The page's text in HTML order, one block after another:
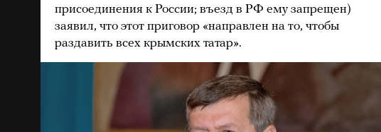
присоединения к России; въезд в РФ ему запрещен)
заявил, что этот приговор «направлен на то, чтобы
раздавить всех крымских татар».